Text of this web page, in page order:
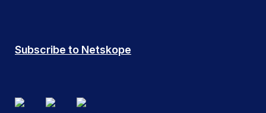
Subscribe to Netskope